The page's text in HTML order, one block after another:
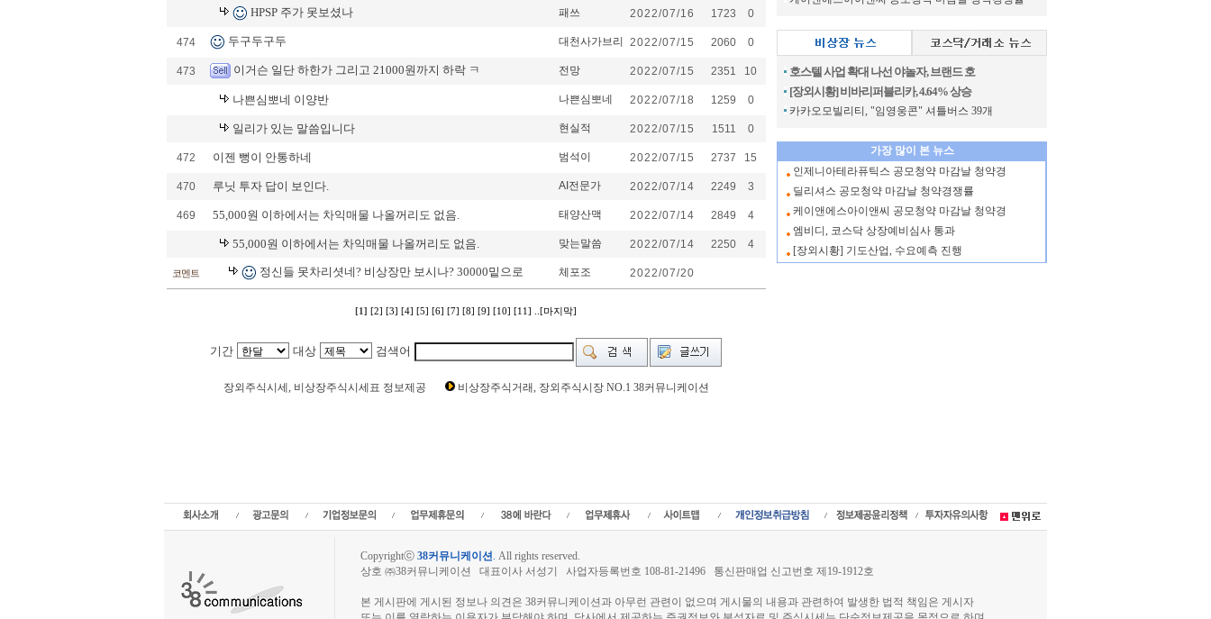
HPSP 주가 못보셨나 패쓰 2022/07/16 1723 0
474 두구두구두 대천사가브리 2022/07/15 2060 0
473 이거슨 일단 하한가 그리고 21000원까지 하락 ㅋ 전망 2022/07/15 2351 10
나쁜심뽀네 이양반 나쁜심뽀네 2022/07/18 1259 0
일리가 있는 말씀입니다 현실적 2022/07/15 1511 0
472 이젠 뻥이 안통하네 범석이 2022/07/15 2737 15
470 루닛 투자 답이 보인다. AI전문가 2022/07/14 2249 3
469 55,000원 이하에서는 차익매물 나올꺼리도 없음. 태양산맥 2022/07/14 2849 4
55,000원 이하에서는 차익매물 나올꺼리도 없음. 맞는말씀 2022/07/14 2250 4
코멘트 정신들 못차리셧네? 비상장만 보시나? 30000밑으로 체포조 2022/07/20
[1] [2] [3] [4] [5] [6] [7] [8] [9] [10] [11] ..[마지막]
기간 대상 검색어
장외주식시세, 비상장주식시세표 정보제공
비상장주식거래, 장외주식시장 NO.1 38커뮤니케이션
호스텔 사업 확대 나선 야놀자, 브랜드 호
[장외시황] 비바리퍼블리카, 4.64% 상승
카카오모빌리티, "임영웅콘" 셔틀버스 39개
가장 많이 본 뉴스
인제니아테라퓨틱스 공모청약 마감날 청약경
딜리셔스 공모청약 마감날 청약경쟁률
케이앤에스아이앤씨 공모청약 마감날 청약경
엠비디, 코스닥 상장예비심사 통과
[장외시황] 기도산업, 수요예측 진행
Copyrightⓒ 38커뮤니케이션. All rights reserved.
상호 ㈜38커뮤니케이션 대표이사 서성기 사업자등록번호 108-81-21496
통신판매업 신고번호 제19-1912호
본 게시판에 게시된 정보나 의견은 38커뮤니케이션과 아무런 관련이 없으며 게시물의 내용과 관련하여 발생한 법적 책임은 게시자